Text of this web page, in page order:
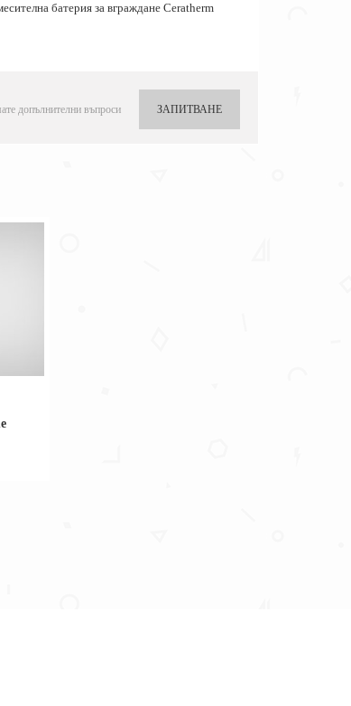
батерия за вграждане Ceratherm
ЗАПИТВАНЕ
допълнителни въпроси